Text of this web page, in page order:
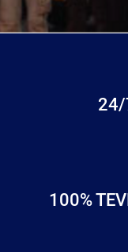
24/
100%